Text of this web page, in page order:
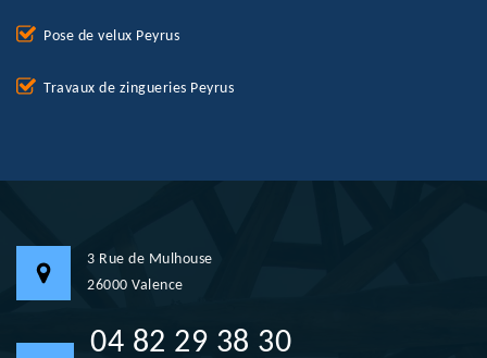
Pose de velux Peyrus
Travaux de zingueries Peyrus
3 Rue de Mulhouse
26000 Valence
04 82 29 38 30